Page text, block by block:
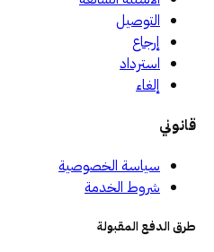
التوصيل
إرجاع
استرداد
إلغاء
قانوني
سياسة الخصوصية
شروط الخدمة
طرق الدفع المقبولة